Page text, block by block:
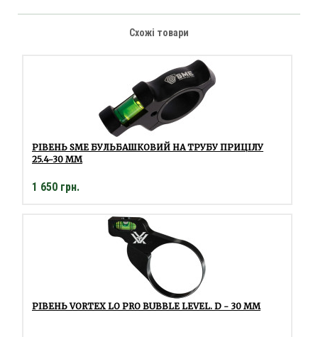
Схожі товари
РІВЕНЬ SME БУЛЬБАШКОВИЙ НА ТРУБУ ПРИЦІЛУ
25.4-30 ММ
1 650 грн.
РІВЕНЬ VORTEX LO PRO BUBBLE LEVEL. D - 30 ММ